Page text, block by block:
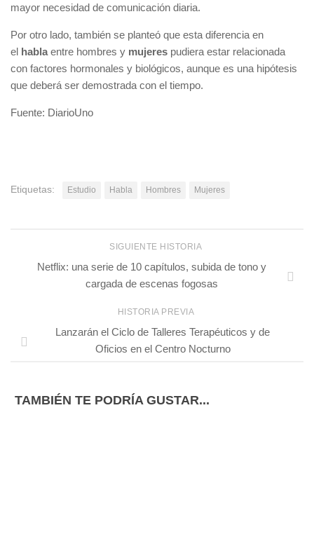
mayor necesidad de comunicación diaria.
Por otro lado, también se planteó que esta diferencia en
el habla entre hombres y mujeres pudiera estar relacionada
con factores hormonales y biológicos, aunque es una hipótesis
que deberá ser demostrada con el tiempo.
Fuente: DiarioUno
Etiquetas: Estudio Habla Hombres Mujeres
SIGUIENTE HISTORIA
Netflix: una serie de 10 capítulos, subida de tono y
cargada de escenas fogosas
HISTORIA PREVIA
Lanzarán el Ciclo de Talleres Terapéuticos y de
Oficios en el Centro Nocturno
TAMBIÉN TE PODRÍA GUSTAR...